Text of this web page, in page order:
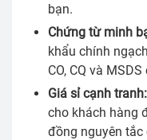
bạn.
Chứng từ minh
khẩu chính
CO, CQ và
Giá sỉ cạnh tranh:
cho khách hàng
đồng nguyên